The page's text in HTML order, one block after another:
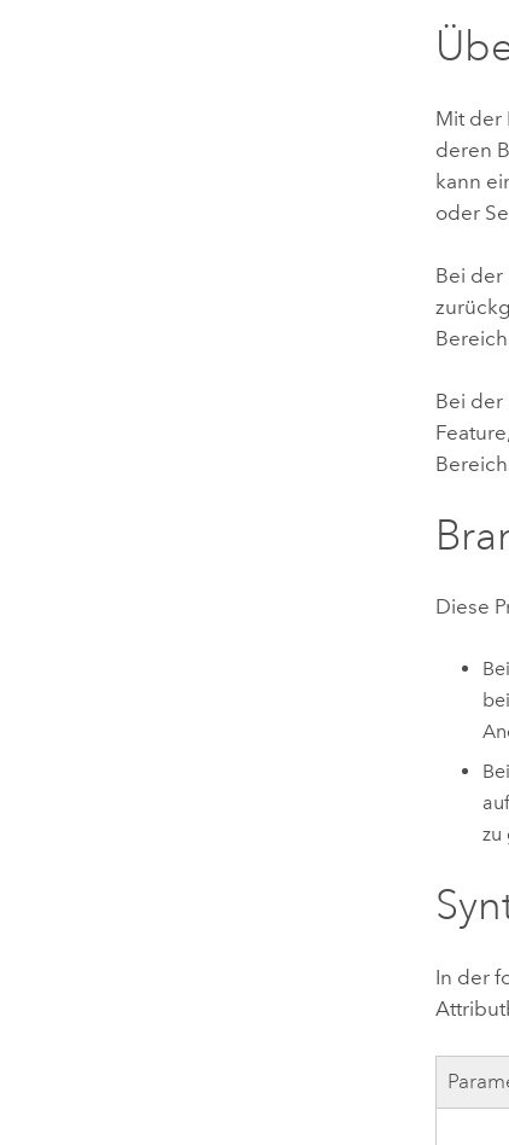
Mit der
deren
kann
oder
Bei der
Bei der
Diese
zu
In der